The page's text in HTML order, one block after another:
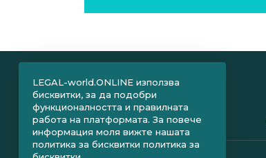
LEGAL-world.ONLINE използва
бисквитки, за да подобри
функционалността и правилната
работа на платформата. За повече
информация моля вижте нашата
политика за бисквитки политика за